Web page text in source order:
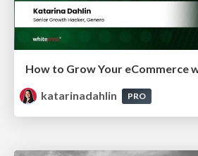
katarinadahlin
PRO